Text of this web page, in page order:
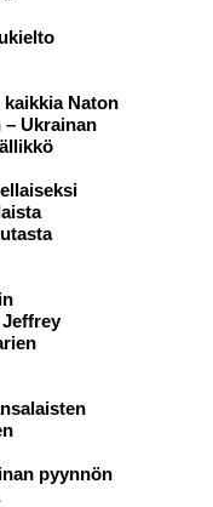
Naton
– Ukrainan
pyynnön